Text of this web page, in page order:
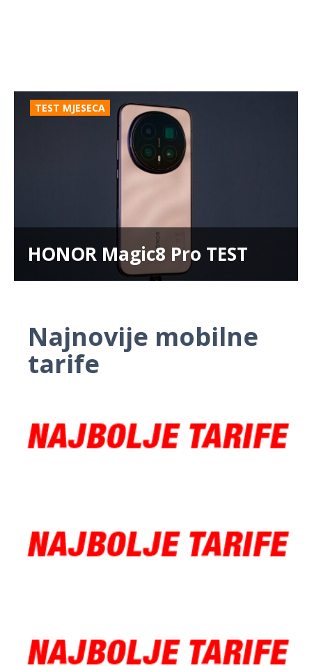
TEST MJESECA
HONOR Magic8 Pro TEST
Najnovije mobilne
tarife